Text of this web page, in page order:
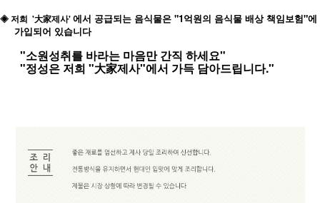
◈ 저희 '大家제사'에서 공급되는 음식물은 "1억원의 음식물 배상 책임보험"에
가입되어 있습니다
"소원성취를 바라는 마음만 간직 하세요"
"정성은 저희 "大家제사"에서 가득 담아드립니다."